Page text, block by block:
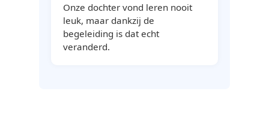
Onze dochter vond leren nooit
leuk, maar dankzij de
begeleiding is dat echt
veranderd.